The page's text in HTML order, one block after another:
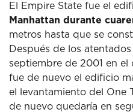
El Empire State fue el
Manhattan durante
metros hasta que se
Después de los
septiembre de 2001 en el
fue de nuevo el edificio
el levantamiento del One
de nuevo quedaría en